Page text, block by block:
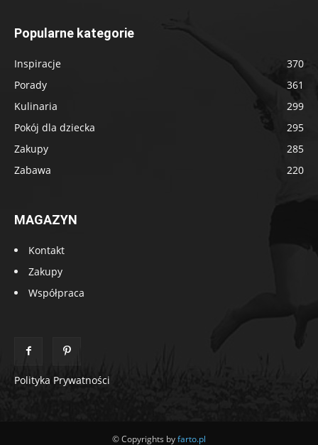
Popularne kategorie
Inspiracje
370
Porady
361
Kulinaria
299
Pokój dla dziecka
295
Zakupy
285
Zabawa
220
MAGAZYN
Kontakt
Zakupy
Współpraca
Polityka Prywatności
© Copyrights byfarto.pl